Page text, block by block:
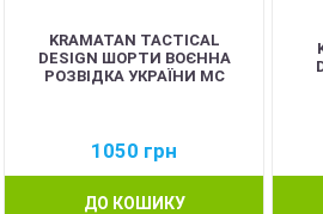
KRAMATAN TACTICAL
DESIGN ШОРТИ ВОЄННА
РОЗВІДКА УКРАЇНИ МС
1050 грн
ДО КОШИКУ